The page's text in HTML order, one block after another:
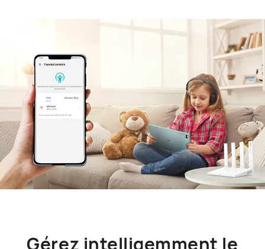
Gérez intelligemment le